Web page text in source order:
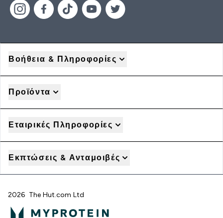
Βοήθεια & Πληροφορίες
Προϊόντα
Εταιρικές Πληροφορίες
Εκπτώσεις & Ανταμοιβές
2026 The Hut.com Ltd